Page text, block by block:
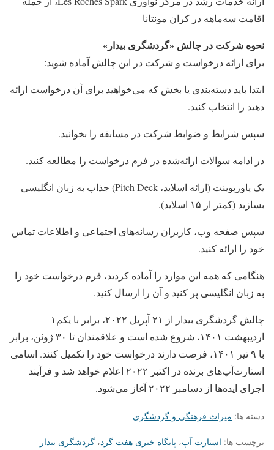
اقامت سه‌ماهه در کران مونتانا
نحوه شرکت در چالش «گردشگری بیدار»
برای ارائه درخواست و شرکت در این چالش آماده شوید:
ابتدا باید دسته‌بندی یا بخش که می‌خواهید برای آن درخواست ارائه
دهید را انتخاب کنید.
سپس شرایط و ضوابط شرکت در مسابقه را بخوانید.
در ادامه سوالات ارائه‌شده در فرم درخواست را مطالعه کنید.
یک پاورپوینت (ارائه اسلاید، Pitch Deck) جذاب به زبان انگلیسی
بسازید (کمتر از ۱۵ اسلاید).
سپس صفحه وب، کاربران رسانه‌های اجتماعی و اطلاعات تماس
خود را ارائه کنید.
هنگامی که همه این موارد را آماده کردید، فرم درخواست خود را
به زبان انگلیسی پر کنید و آن را ارسال کنید.
چالش گردشگری بیدار از ۲۱ آپریل ۲۰۲۲، برابر با یکم۱
اردیبهشت ۱۴۰۱، شروع شده است و علاقمندان تا ۳۰ ژوئن، برابر
با ۹ تیر ۱۴۰۱، فرصت دارند درخواست خود را تکمیل کنند. اسامی
استارت‌آپ‌های برنده در اکتبر ۲۰۲۲ اعلام خواهد شد و فرآیند
اجرای ایده‌ها از دسامبر ۲۰۲۲ آغاز می‌شود.
دسته ها: میراث فرهنگی و گردشگری
برچسب ها: استارت آپ، پایگاه خبری هفت گرد، گردشگری بیدار